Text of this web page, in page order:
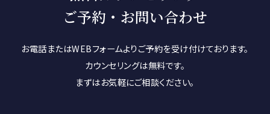
ご予約・お問い合わせ
お電話またはWEBフォームよりご予約を受け付けております。
カウンセリングは無料です。
まずはお気軽にご相談ください。